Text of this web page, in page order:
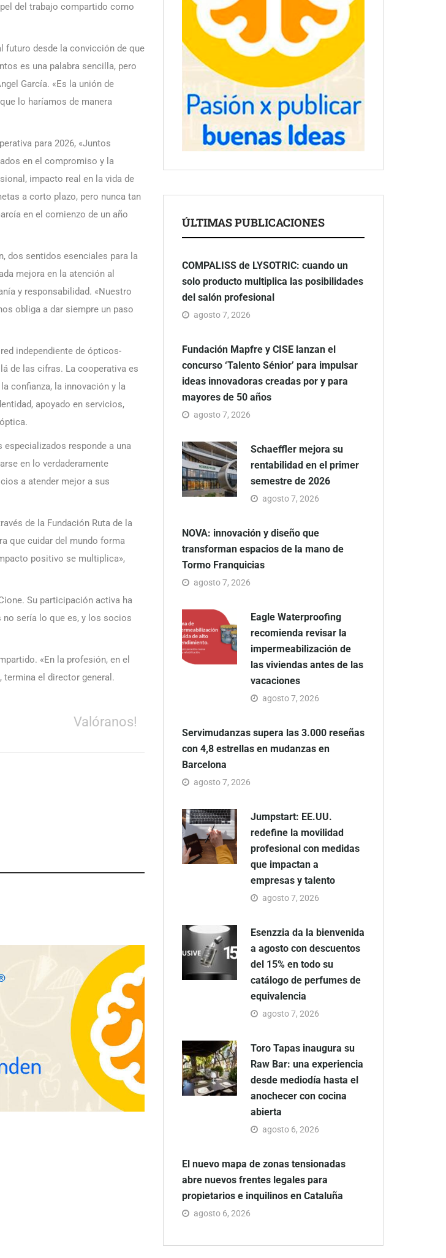
del trabajo compartido como
futuro desde la convicción de que
es una palabra sencilla, pero
García. «Es la unión de
lo haríamos de manera
para 2026, «Juntos
en el compromiso y la
impacto real en la vida de
a corto plazo, pero nunca tan
en el comienzo de un año
dos sentidos esenciales para la
mejora en la atención al
y responsabilidad. «Nuestro
obliga a dar siempre un paso
independiente de ópticos-
de las cifras. La cooperativa es
confianza, la innovación y la
apoyado en servicios,
responde a una
en lo verdaderamente
a atender mejor a sus
de la Fundación Ruta de la
que cuidar del mundo forma
positivo se multiplica»,
Su participación activa ha
no sería lo que es, y los socios
«En la profesión, en el
termina el director general.
Valóranos!
Schaeffler mejora su rentabilidad
en el primer semestre de 2026
Servimudanzas supera las 3.000
reseñas con 4,8 estrellas en
mudanzas en Barcelona
ÚLTIMAS PUBLICACIONES
COMPALISS de LYSOTRIC: cuando un
solo producto multiplica las posibilidades
del salón profesional
agosto 7, 2026
Fundación Mapfre y CISE lanzan el
concurso ‘Talento Sénior’ para impulsar
ideas innovadoras creadas por y para
mayores de 50 años
agosto 7, 2026
Schaeffler mejora su
rentabilidad en el primer
semestre de 2026
agosto 7, 2026
NOVA: innovación y diseño que
transforman espacios de la mano de
Tormo Franquicias
agosto 7, 2026
Eagle Waterproofing
recomienda revisar la
impermeabilización de
las viviendas antes de las
vacaciones
agosto 7, 2026
Servimudanzas supera las 3.000 reseñas
con 4,8 estrellas en mudanzas en
Barcelona
agosto 7, 2026
Jumpstart: EE.UU.
redefine la movilidad
profesional con medidas
que impactan a
empresas y talento
agosto 7, 2026
Esenzzia da la bienvenida
a agosto con descuentos
del 15% en todo su
catálogo de perfumes de
equivalencia
agosto 7, 2026
Toro Tapas inaugura su
Raw Bar: una experiencia
desde mediodía hasta el
anochecer con cocina
abierta
agosto 6, 2026
El nuevo mapa de zonas tensionadas
abre nuevos frentes legales para
propietarios e inquilinos en Cataluña
agosto 6, 2026